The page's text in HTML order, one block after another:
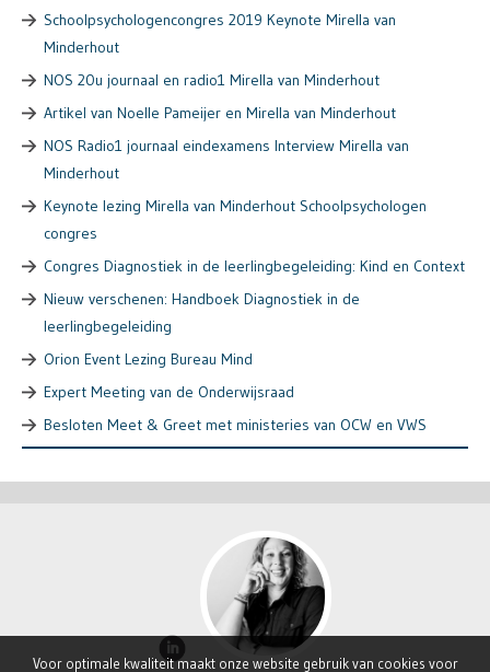
Schoolpsychologencongres 2019 Keynote Mirella van
Minderhout
NOS 20u journaal en radio1 Mirella van Minderhout
Artikel van Noelle Pameijer en Mirella van Minderhout
NOS Radio1 journaal eindexamens Interview Mirella van
Minderhout
Keynote lezing Mirella van Minderhout Schoolpsychologen
congres
Congres Diagnostiek in de leerlingbegeleiding: Kind en Context
Nieuw verschenen: Handboek Diagnostiek in de
leerlingbegeleiding
Orion Event Lezing Bureau Mind
Expert Meeting van de Onderwijsraad
Besloten Meet & Greet met ministeries van OCW en VWS
Voor optimale kwaliteit maakt onze website gebruik van cookies voor